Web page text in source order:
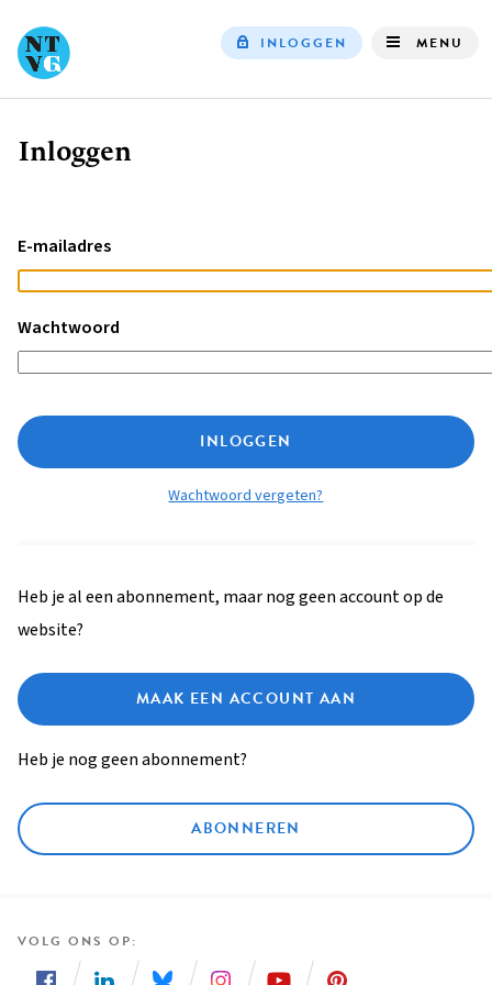
INLOGGEN MENU
Kruimelpad
Inloggen
E-mailadres
Wachtwoord
INLOGGEN
Wachtwoord vergeten?
Heb je al een abonnement, maar nog geen account op de
website?
MAAK EEN ACCOUNT AAN
Heb je nog geen abonnement?
ABONNEREN
VOLG ONS OP